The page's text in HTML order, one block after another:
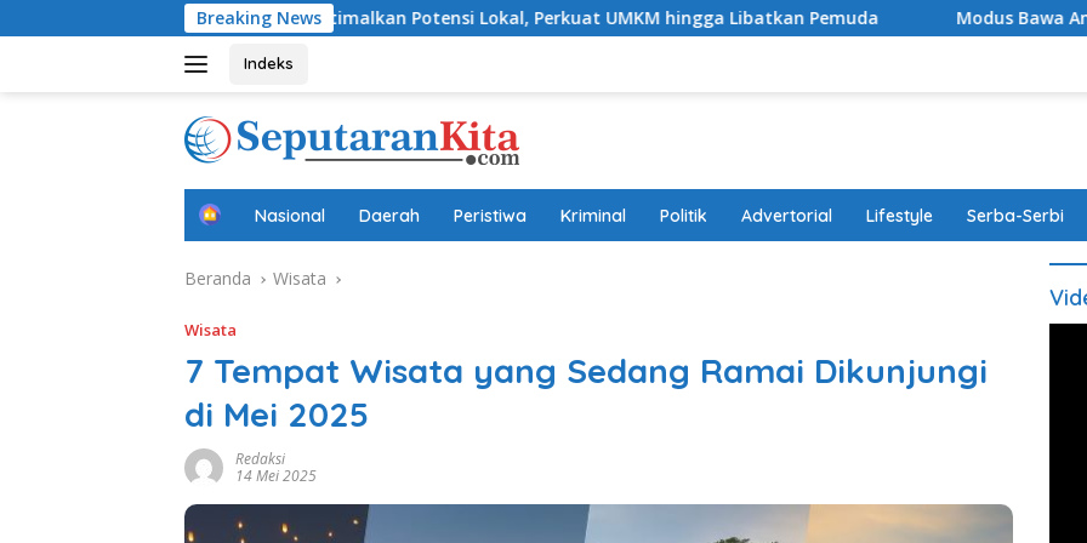
ke
Breaking News
Optimalkan Potensi Lokal, Perkuat UMKM hingga Libatkan Pemuda Modus Bawa Anak, Pasutri Pelaku Curanmor di
Indeks
B
a
d
Nasional Daerah Peristiwa Kriminal Politik Advertorial Lifestyle Serba-Serbi
Beranda Wisata
Wisata
7 Tempat Wisata yang Sedang Ramai Dikunjungi
di Mei 2025
Redaksi
14 Mei 2025